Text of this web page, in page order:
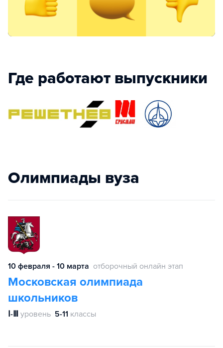
Где работают выпускники
Олимпиады вуза
10 февраля - 10 марта отборочный онлайн этап
Московская олимпиада
школьников
Ⅰ-Ⅲ уровень 5-11 классы